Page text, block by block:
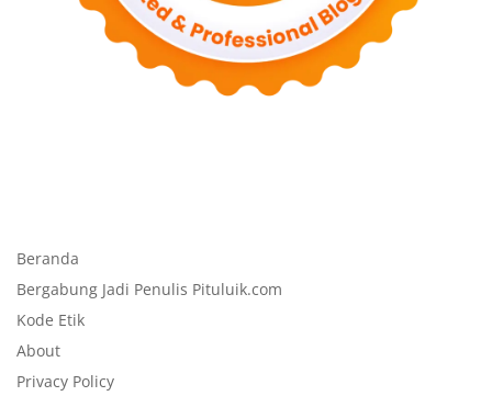
Beranda
Bergabung Jadi Penulis Pituluik.com
Kode Etik
About
Privacy Policy